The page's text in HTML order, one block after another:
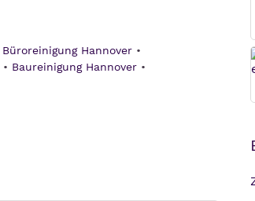
Büroreinigung Hannover
Baureinigung Hannover